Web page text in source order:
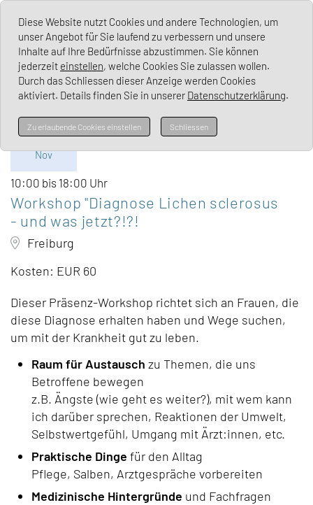
Sa
21.
Nov
10:00 bis 18:00 Uhr
Workshop "Diagnose Lichen sclerosus
- und was jetzt?!?!
Freiburg
Kosten: EUR 60
Dieser Präsenz-Workshop richtet sich an Frauen, die
diese Diagnose erhalten haben und Wege suchen,
um mit der Krankheit gut zu leben.
Raum für Austausch zu Themen, die uns
Betroffene bewegen
z.B. Ängste (wie geht es weiter?), mit wem kann
ich darüber sprechen, Reaktionen der Umwelt,
Selbstwertgefühl, Umgang mit Ärzt:innen, etc.
Praktische Dinge für den Alltag
Pflege, Salben, Arztgespräche vorbereiten
Medizinische Hintergründe und Fachfragen
Diese Website nutzt Cookies und andere Technologien, um
unser Angebot für Sie laufend zu verbessern und unsere
Inhalte auf Ihre Bedürfnisse abzustimmen. Sie können
jederzeit einstellen, welche Cookies Sie zulassen wollen.
Durch das Schliessen dieser Anzeige werden Cookies
aktiviert. Details finden Sie in unserer Datenschutzerklärung.
Zu erlaubende Cookies einstellen Schliessen